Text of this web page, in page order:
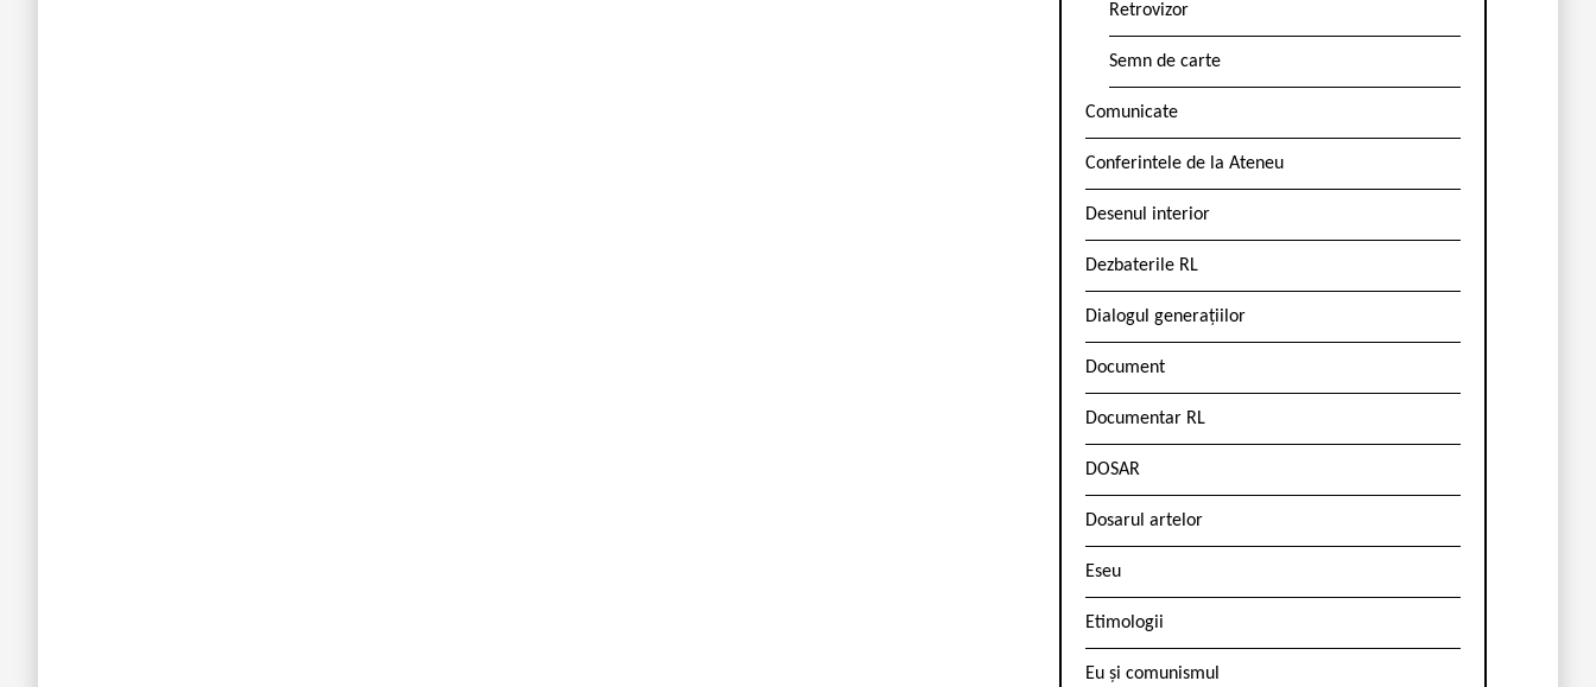
Retrovizor
Semn de carte
Comunicate
Conferintele de la Ateneu
Desenul interior
Dezbaterile RL
Dialogul generațiilor
Document
Documentar RL
DOSAR
Dosarul artelor
Eseu
Etimologii
Eu și comunismul